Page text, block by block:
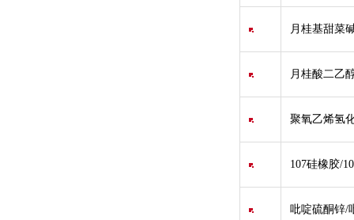
月桂基甜菜
月桂酸二乙
聚氧乙烯氢
107硅橡胶/
吡啶硫酮锌/